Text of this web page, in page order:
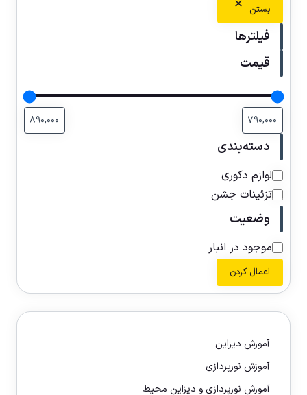
بستن
فیلترها
قیمت
دسته‌بندی
لوازم دکوری
تزئینات جشن
وضعیت
موجود در انبار
اعمال کردن
آموزش دیزاین
آموزش نورپردازی
آموزش نورپردازی و دیزاین محیط